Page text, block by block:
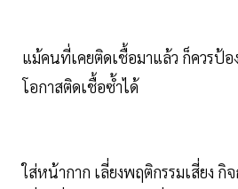
แม้คนที่เคยติดเชื้อมาแล้ว ก็ควรป้
โอกาสติดเชื้อซ้ำได้
ใส่หน้ากาก เลี่ยงพฤติกรรมเสี่ยง กิ